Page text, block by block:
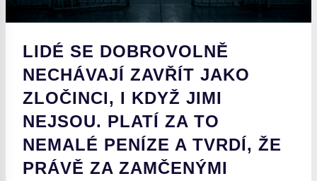
LIDÉ SE DOBROVOLNĚ
NECHÁVAJÍ ZAVŘÍT JAKO
ZLOČINCI, I KDYŽ JIMI
NEJSOU. PLATÍ ZA TO
NEMALÉ PENÍZE A TVRDÍ, ŽE
PRÁVĚ ZA ZAMČENÝMI